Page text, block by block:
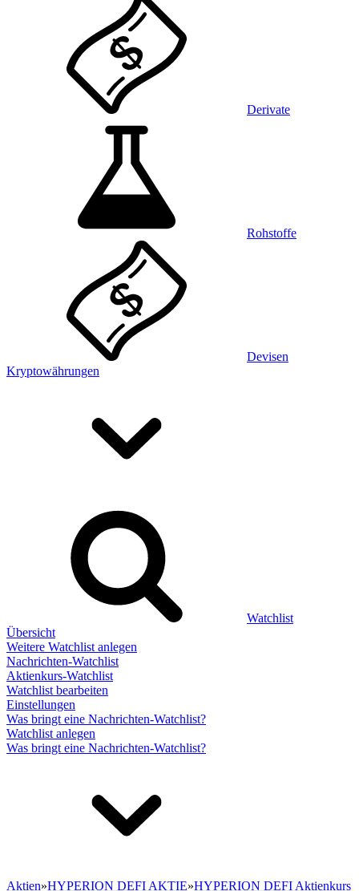
Derivate
Rohstoffe
Devisen
Kryptowährungen
Watchlist
Übersicht
Weitere Watchlist anlegen
Nachrichten-Watchlist
Aktienkurs-Watchlist
Watchlist bearbeiten
Einstellungen
Was bringt eine Nachrichten-Watchlist?
Watchlist anlegen
Was bringt eine Nachrichten-Watchlist?
Aktien»HYPERION DEFI AKTIE»HYPERION DEFI Aktienkurs